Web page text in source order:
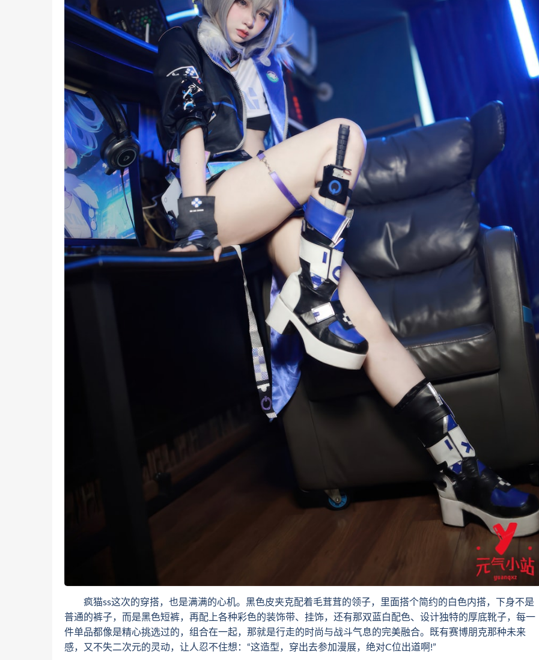
疯猫ss这次的穿搭，也是满满的心机。黑色皮夹克配着毛茸茸的领子，里面搭个简约的白色内搭，下身不是
普通的裤子，而是黑色短裤，再配上各种彩色的装饰带、挂饰，还有那双蓝白配色、设计独特的厚底靴子，每一
件单品都像是精心挑选过的，组合在一起，那就是行走的时尚与战斗气息的完美融合。既有赛博朋克那种未来
感，又不失二次元的灵动，让人忍不住想：“这造型，穿出去参加漫展，绝对C位出道啊!”